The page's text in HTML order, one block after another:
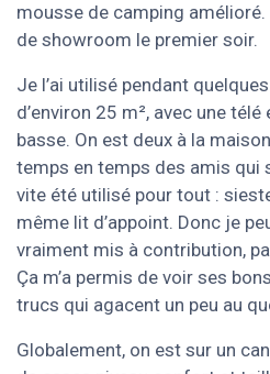
mousse de camping
de showroom le premier soir.
Je l’ai utilisé pendant
d’environ 25 m², avec une
basse. On est deux à la
temps en temps des amis qui
vite été utilisé pour tout :
même lit d’appoint. Donc je
vraiment mis à contribution,
Ça m’a permis de voir ses
trucs qui agacent un peu au
Globalement, on est sur un